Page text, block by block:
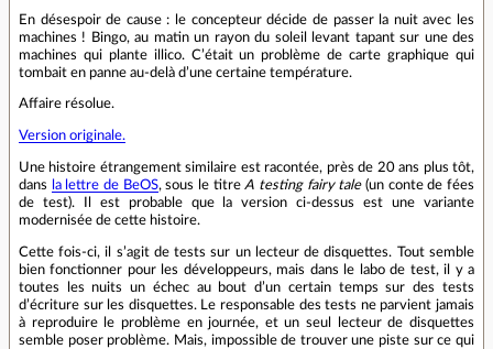
En désespoir de cause : le concepteur décide de passer la nuit avec les
machines ! Bingo, au matin un rayon du soleil levant tapant sur une des
machines qui plante illico. C’était un problème de carte graphique qui
tombait en panne au-delà d’une certaine température.
Affaire résolue.
Version originale.
Une histoire étrangement similaire est racontée, près de 20 ans plus tôt,
dans
la lettre de BeOS, sous le titre A testing fairy tale(un conte de fées
de test). Il est probable que la version ci-dessus est une variante
modernisée de cette histoire.
Cette fois-ci, il s’agit de tests sur un lecteur de disquettes. Tout semble
bien fonctionner pour les développeurs, mais dans le labo de test, il y a
toutes les nuits un échec au bout d’un certain temps sur des tests
d’écriture sur les disquettes. Le responsable des tests ne parvient jamais
à reproduire le problème en journée, et un seul lecteur de disquettes
semble poser problème. Mais, impossible de trouver une piste sur ce qui